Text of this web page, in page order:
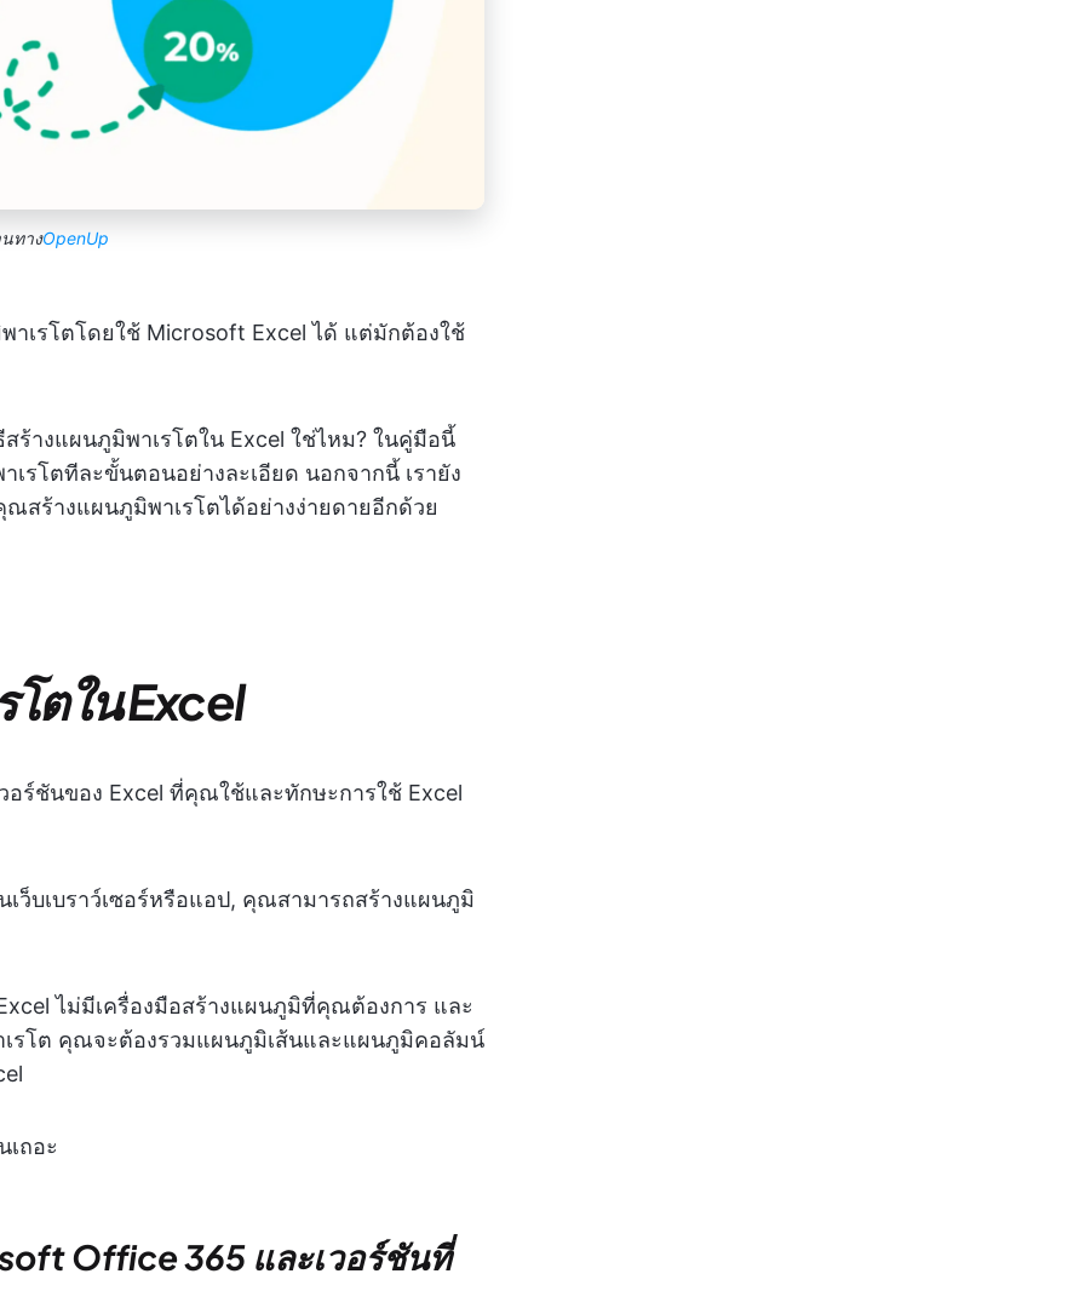
ทางOpenUp
เรโตโดยใช้ Microsoft Excel ได้ แต่มักต้องใช้
างแผนภูมิพาเรโตใน Excel ใช่ไหม? ในคู่มือนี้
รโตทีละขั้นตอนอย่างละเอียด นอกจากนี้ เรายัง
สร้างแผนภูมิพาเรโตได้อย่างง่ายดายอีกด้วย
ตใน Excel
อร์ชันของ Excel ที่คุณใช้และทักษะการใช้ Excel
ว็บเบราว์เซอร์หรือแอป, คุณสามารถสร้างแผนภูมิ
ไม่มีเครื่องมือสร้างแผนภูมิที่คุณต้องการ และ
เรโต คุณจะต้องรวมแผนภูมิเส้นและแผนภูมิคอลัมน์
ถอะ
Office 365 และเวอร์ชันที่